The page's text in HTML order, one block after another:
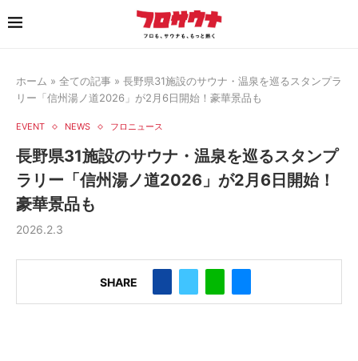
ホーム » 全ての記事 » 長野県31施設のサウナ・温泉を巡るスタンプラ
リー「信州湯ノ道2026」が2月6日開始！豪華景品も
EVENT NEWS フロニュース
長野県31施設のサウナ・温泉を巡るスタンプ
ラリー「信州湯ノ道2026」が2月6日開始！
豪華景品も
2026.2.3
SHARE